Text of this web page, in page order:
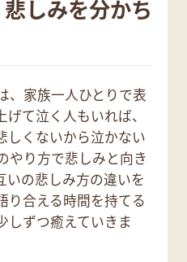
しみを分かち
、家族一人ひとりで表
て泣く人もいれば、
しくないから泣かない
やり方で悲しみと向き
いの悲しみ方の違いを
り合える時間を持てる
しずつ癒えていきま